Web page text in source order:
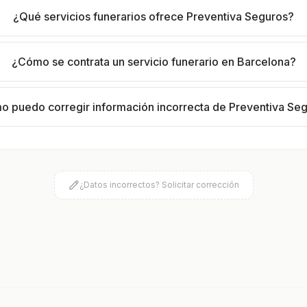
¿Qué servicios funerarios ofrece Preventiva Seguros?
¿Cómo se contrata un servicio funerario en Barcelona?
puedo corregir información incorrecta de Preventiva
¿Datos incorrectos? Solicitar corrección